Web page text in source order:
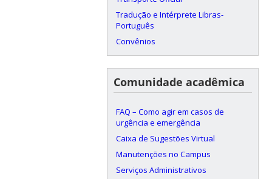
Tradução e Intérprete Libras-
Português
Convênios
Comunidade acadêmica
FAQ – Como agir em casos de
urgência e emergência
Caixa de Sugestões Virtual
Manutenções no Campus
Serviços Administrativos